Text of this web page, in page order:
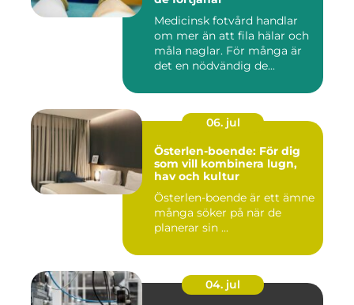
Medicinsk fotvård handlar
om mer än att fila hälar och
måla naglar. För många är
det en nödvändig de...
06. jul
Österlen-boende: För dig
som vill kombinera lugn,
hav och kultur
Österlen-boende är ett ämne
många söker på när de
planerar sin ...
04. jul